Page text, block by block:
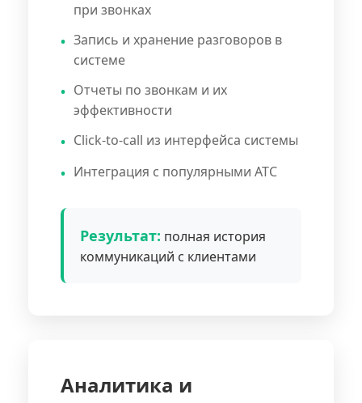
при звонках
Запись и хранение разговоров в
системе
Отчеты по звонкам и их
эффективности
Click-to-call из интерфейса системы
Интеграция с популярными АТС
Результат: полная история
коммуникаций с клиентами
Аналитика и